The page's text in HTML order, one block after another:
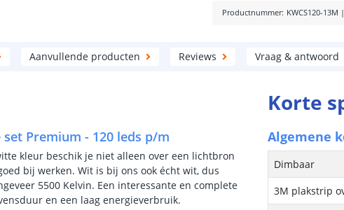
Productnummer: KWCS120-13M |
Aanvullende producten Reviews Vraag & antwoord
Premium - 120 leds p/m
kleur beschik je niet alleen over een lichtbron
bij werken. Wit is bij ons ook écht wit, dus
5500 Kelvin. Een interessante en complete
en een laag energieverbruik.
Korte
Algemene
Dimbaar
3M plakstrip